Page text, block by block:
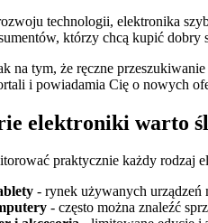
technologii, elektronika
którzy chcą kupić dobry
na tym, że ręczne
i powiadamia Cię o nowych
elektroniki warto
praktycznie każdy rodzaj
- rynek używanych urządzeń
- często można znaleźć